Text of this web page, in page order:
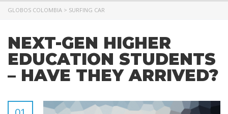
GLOBOS COLOMBIA > SURFING CAR
NEXT-GEN HIGHER
EDUCATION STUDENTS
– HAVE THEY ARRIVED?